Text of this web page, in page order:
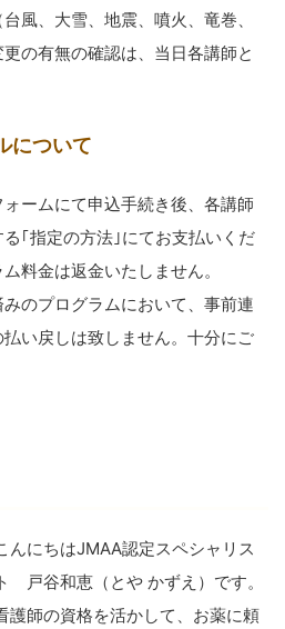
風、大雪、地震、噴火、竜巻、
の有無の確認は、当日各講師と
について
ームにて申込手続き後、各講師
｢指定の方法｣にてお支払いくだ
料金は返金いたしません。
のプログラムにおいて、事前連
い戻しは致しません。十分にご
んにちはJMAA認定スペシャリス
ト 戸谷和恵（とや かずえ）です。
護師の資格を活かして、お薬に頼